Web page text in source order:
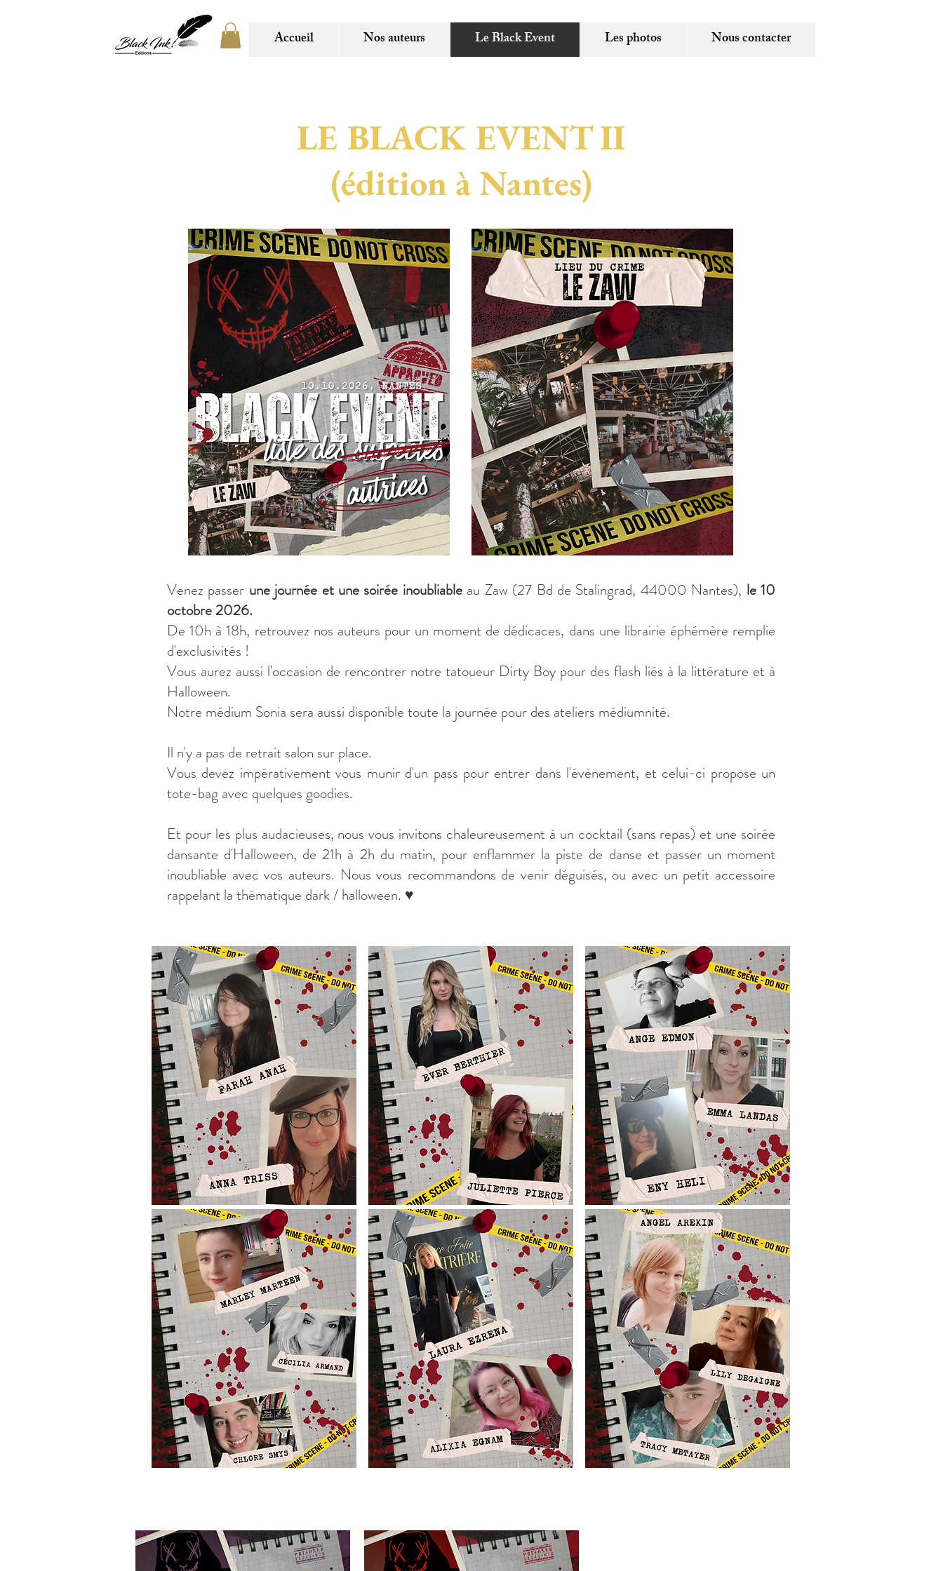
Accueil Nos auteurs Le Black Event Les photos Nous contacter
LE BLACK EVENT II
(édition à Nantes)
Venez passer une journée et une soirée inoubliableau Zaw (27 Bd de Stalingrad, 44000 Nantes), le 10
octobre 2026.
De 10h à 18h, retrouvez nos auteurs pour un moment de dédicaces, dans une librairie éphémère remplie
d'exclusivités !
Vous aurez aussi l'occasion de rencontrer notre tatoueur Dirty Boy pour des flash liés à la littérature et à
Halloween.
Notre médium Sonia sera aussi disponible toute la journée pour des ateliers médiumnité.
Il n'y a pas de retrait salon sur place.
Vous devez impérativement vous munir d'un pass pour entrer dans l'évènement, et celui-ci propose un
tote-bag avec quelques goodies.
Et pour les plus audacieuses, nous vous invitons chaleureusement à un cocktail (sans repas) et une soirée
dansante d'Halloween, de 21h à 2h du matin, pour enflammer la piste de danse et passer un moment
inoubliable avec vos auteurs. Nous vous recommandons de venir déguisés, ou avec un petit accessoire
rappelant la thématique dark / halloween. ♥